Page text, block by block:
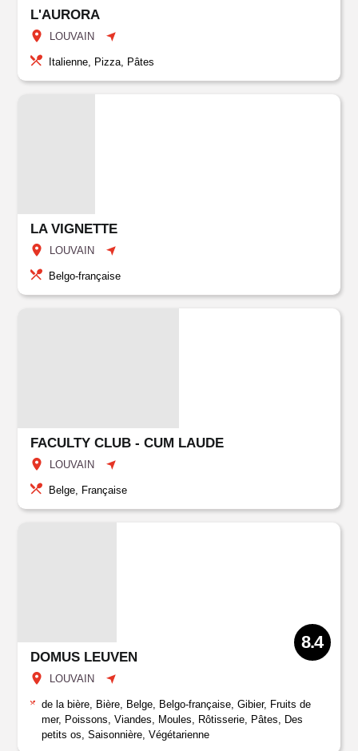
L'AURORA
LOUVAIN
Italienne, Pizza, Pâtes
LA VIGNETTE
LOUVAIN
Belgo-française
FACULTY CLUB - CUM LAUDE
LOUVAIN
Belge, Française
DOMUS LEUVEN
LOUVAIN
8.4
de la bière, Bière, Belge, Belgo-française, Gibier, Fruits de
mer, Poissons, Viandes, Moules, Rôtisserie, Pâtes, Des
petits os, Saisonnière, Végétarienne